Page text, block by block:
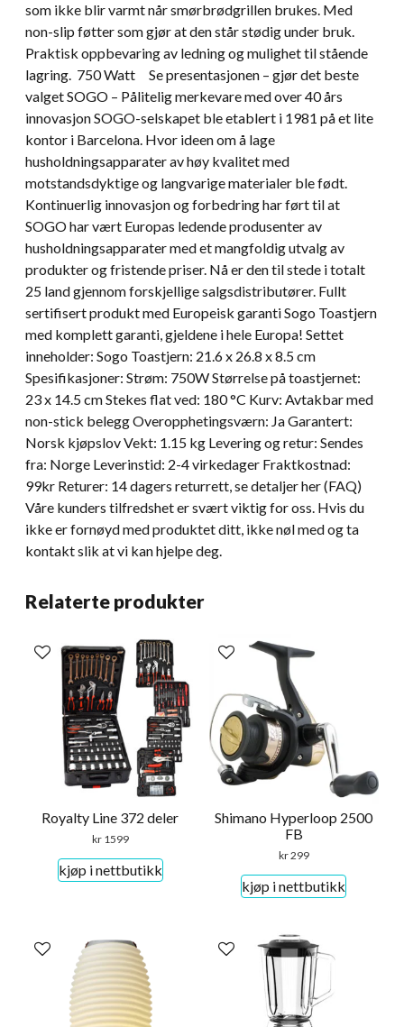
som ikke blir varmt når smørbrødgrillen brukes. Med
non-slip føtter som gjør at den står stødig under bruk.
Praktisk oppbevaring av ledning og mulighet til stående
lagring. 750 Watt Se presentasjonen – gjør det beste
valget SOGO – Pålitelig merkevare med over 40 års
innovasjon SOGO-selskapet ble etablert i 1981 på et lite
kontor i Barcelona. Hvor ideen om å lage
husholdningsapparater av høy kvalitet med
motstandsdyktige og langvarige materialer ble født.
Kontinuerlig innovasjon og forbedring har ført til at
SOGO har vært Europas ledende produsenter av
husholdningsapparater med et mangfoldig utvalg av
produkter og fristende priser. Nå er den til stede i totalt
25 land gjennom forskjellige salgsdistributører. Fullt
sertifisert produkt med Europeisk garanti Sogo Toastjern
med komplett garanti, gjeldene i hele Europa! Settet
inneholder: Sogo Toastjern: 21.6 x 26.8 x 8.5 cm
Spesifikasjoner: Strøm: 750W Størrelse på toastjernet:
23 x 14.5 cm Stekes flat ved: 180 °C Kurv: Avtakbar med
non-stick belegg Overopphetingsværn: Ja Garantert:
Norsk kjøpslov Vekt: 1.15 kg Levering og retur: Sendes
fra: Norge Leverinstid: 2-4 virkedager Fraktkostnad:
99kr Returer: 14 dagers returrett, se detaljer her (FAQ)
Våre kunders tilfredshet er svært viktig for oss. Hvis du
ikke er fornøyd med produktet ditt, ikke nøl med og ta
kontakt slik at vi kan hjelpe deg.
Relaterte produkter
Royalty Line 372 deler
kr1599
kjøp i nettbutikk
Shimano Hyperloop 2500
FB
kr299
kjøp i nettbutikk